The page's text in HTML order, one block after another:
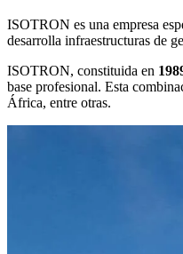
ISOTRON es una empresa
desarrolla infraestructuras de
ISOTRON, constituida en
base profesional. Esta
África, entre otras.